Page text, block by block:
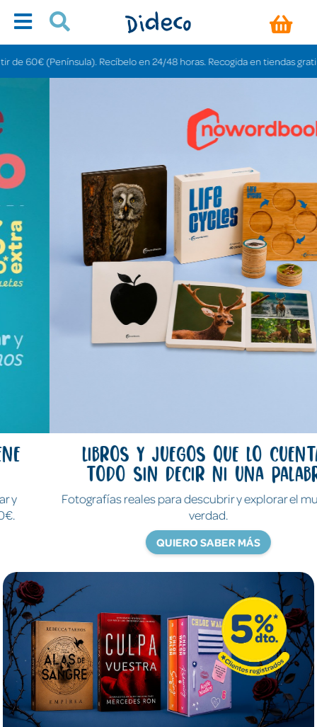
Recíbelo en 24/48 horas. Recogida en tiendas gratis en 3-6 días.
Libros y juegos que lo cuentan
todo sin decir ni una palabra
Fotografías reales para descubrir y explorar el mundo de
QUIERO SABER MÁS